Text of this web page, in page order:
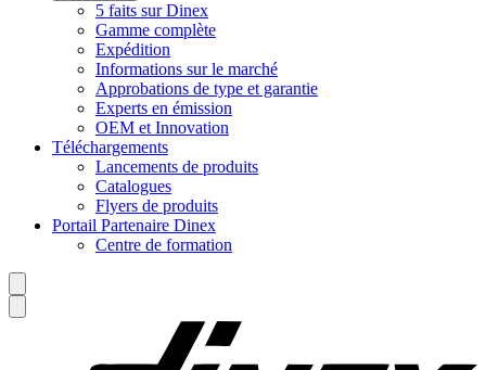
5 faits sur Dinex
Gamme complète
Expédition
Informations sur le marché
Approbations de type et garantie
Experts en émission
OEM et Innovation
Téléchargements
Lancements de produits
Catalogues
Flyers de produits
Portail Partenaire Dinex
Centre de formation